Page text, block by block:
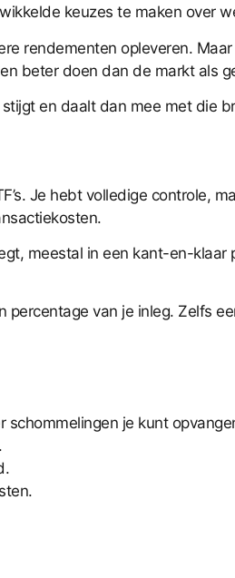
keuzes te maken over
rendementen opleveren.
beter doen dan de markt als
en daalt dan mee met die
Je hebt volledige controle,
meestal in een kant-en-klaar
van je inleg. Zelfs
schommelingen je kunt